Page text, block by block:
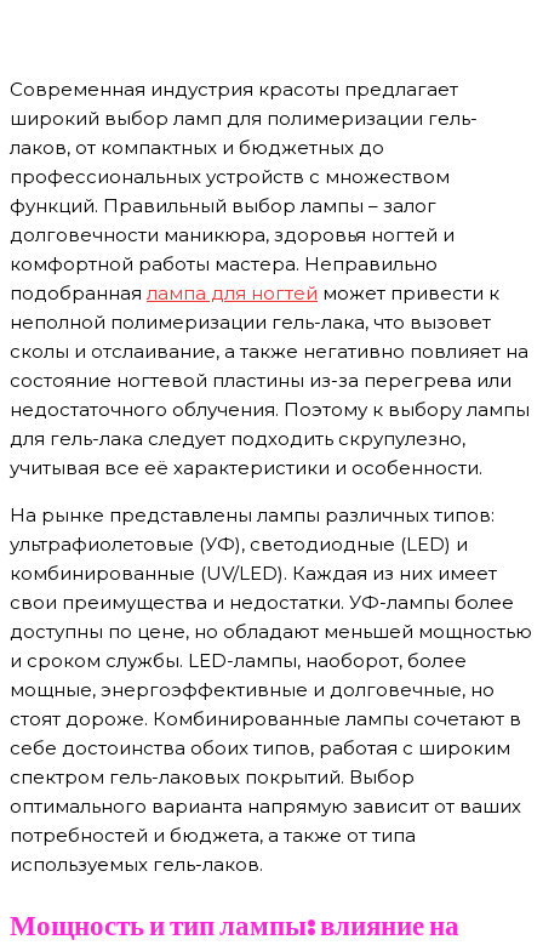
Современная индустрия красоты предлагает
широкий выбор ламп для полимеризации гель-
лаков, от компактных и бюджетных до
профессиональных устройств с множеством
функций. Правильный выбор лампы – залог
долговечности маникюра, здоровья ногтей и
комфортной работы мастера. Неправильно
подобранная лампа для ногтей может привести к
неполной полимеризации гель-лака, что вызовет
сколы и отслаивание, а также негативно повлияет на
состояние ногтевой пластины из-за перегрева или
недостаточного облучения. Поэтому к выбору лампы
для гель-лака следует подходить скрупулезно,
учитывая все её характеристики и особенности.
На рынке представлены лампы различных типов:
ультрафиолетовые (УФ), светодиодные (LED) и
комбинированные (UV/LED). Каждая из них имеет
свои преимущества и недостатки. УФ-лампы более
доступны по цене, но обладают меньшей мощностью
и сроком службы. LED-лампы, наоборот, более
мощные, энергоэффективные и долговечные, но
стоят дороже. Комбинированные лампы сочетают в
себе достоинства обоих типов, работая с широким
спектром гель-лаковых покрытий. Выбор
оптимального варианта напрямую зависит от ваших
потребностей и бюджета, а также от типа
используемых гель-лаков.
Мощность и тип лампы: влияние на